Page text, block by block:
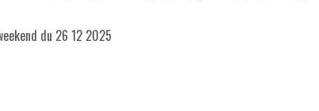
du 26 12 2025